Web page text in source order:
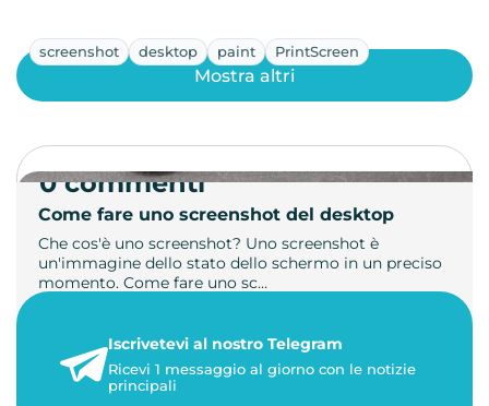
screenshot desktop paint PrintScreen
Come fare uno screenshot del desktop
Che cos'è uno screenshot? Uno screenshot è
un'immagine dello stato dello schermo in un preciso
momento. Come fare uno sc…
1 minuto di lettura
Mostra altri
0 commenti
Iscrivetevi al nostro Telegram
Ricevi 1 messaggio al giorno con le notizie
principali